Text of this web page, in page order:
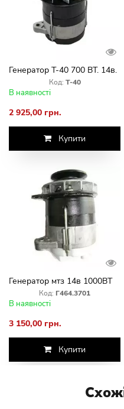
Генератор Т-40 700 ВТ. 14в.
Код: Т-40
В наявності
2 925,00 грн.
Купити
Генератор мтз 14в 1000ВТ
Код: Г464.3701
В наявності
3 150,00 грн.
Купити